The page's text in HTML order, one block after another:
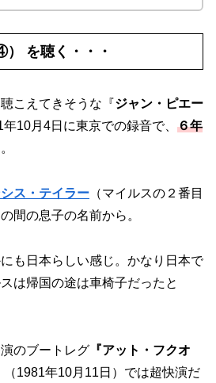
を聴く・・・
こえてきそうな『ジャン・ピエー
10月4日に東京での録音で、 ６年
ス・テイラー （マイルスの２番目
間の息子の名前から。
も日本らしい感じ。かなり日本で
は帰国の途は車椅子だったと
のブートレグ 『アット・フクオ
（1981年10月11日）では超快演だ